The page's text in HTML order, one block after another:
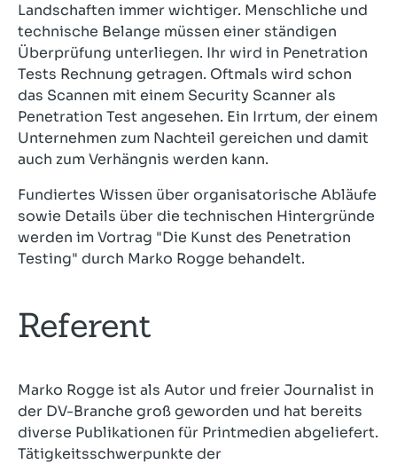
Landschaften immer wichtiger. Menschliche und
technische Belange müssen einer ständigen
Überprüfung unterliegen. Ihr wird in Penetration
Tests Rechnung getragen. Oftmals wird schon
das Scannen mit einem Security Scanner als
Penetration Test angesehen. Ein Irrtum, der einem
Unternehmen zum Nachteil gereichen und damit
auch zum Verhängnis werden kann.
Fundiertes Wissen über organisatorische Abläufe
sowie Details über die technischen Hintergründe
werden im Vortrag "Die Kunst des Penetration
Testing" durch Marko Rogge behandelt.
Referent
Marko Rogge ist als Autor und freier Journalist in
der DV-Branche groß geworden und hat bereits
diverse Publikationen für Printmedien abgeliefert.
Tätigkeitsschwerpunkte der